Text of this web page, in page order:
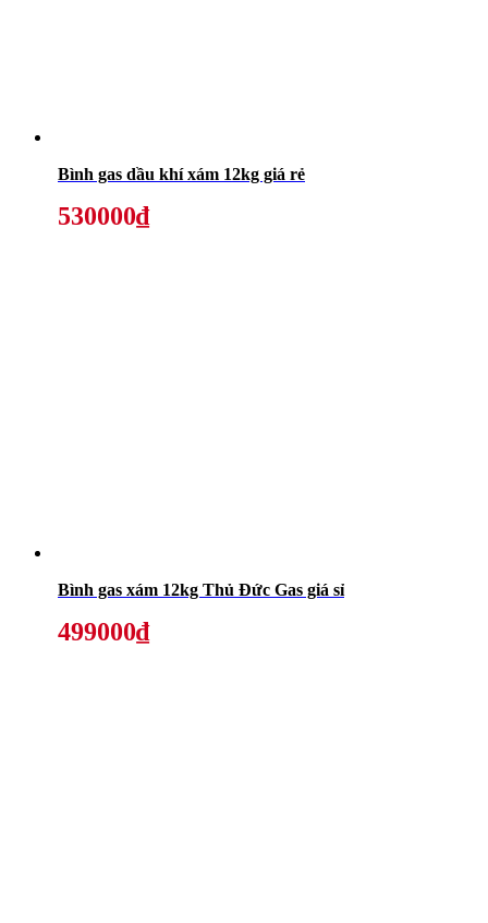
Bình gas dầu khí xám 12kg giá rẻ
530000₫
Bình gas xám 12kg Thủ Đức Gas giá sỉ
499000₫